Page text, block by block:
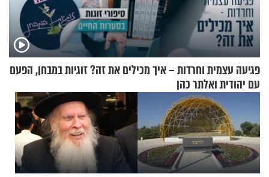
פגיעה עצמית וחרדות – איך מכילים את זה? זוגיות במבחן, הפעם
עם יהודית ואלתר כהן